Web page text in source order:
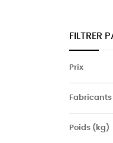
FILTRER
Prix
Fabricants
Poids (kg)